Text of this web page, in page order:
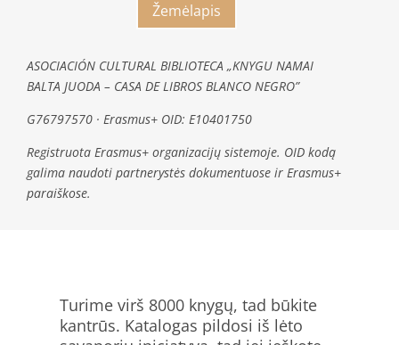
Žemėlapis
ASOCIACIÓN CULTURAL BIBLIOTECA „KNYGU NAMAI
BALTA JUODA – CASA DE LIBROS BLANCO NEGRO”
G76797570 · Erasmus+ OID: E10401750
Registruota Erasmus+ organizacijų sistemoje. OID kodą
galima naudoti partnerystės dokumentuose ir Erasmus+
paraiškose.
Turime virš 8000 knygų, tad būkite
kantrūs. Katalogas pildosi iš lėto